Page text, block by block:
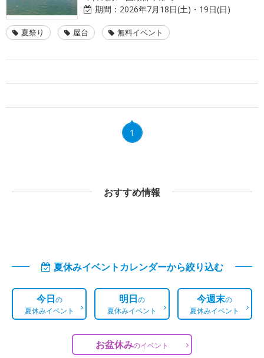
期間： 2026年7月18日(土)・19日(日)
夏祭り 屋台 無料イベント
1
おすすめ情報
夏休みイベントカレンダーから絞り込む
今日の
夏休みイベント
明日の
夏休みイベント
今週末の
夏休みイベント
お盆休みのイベント